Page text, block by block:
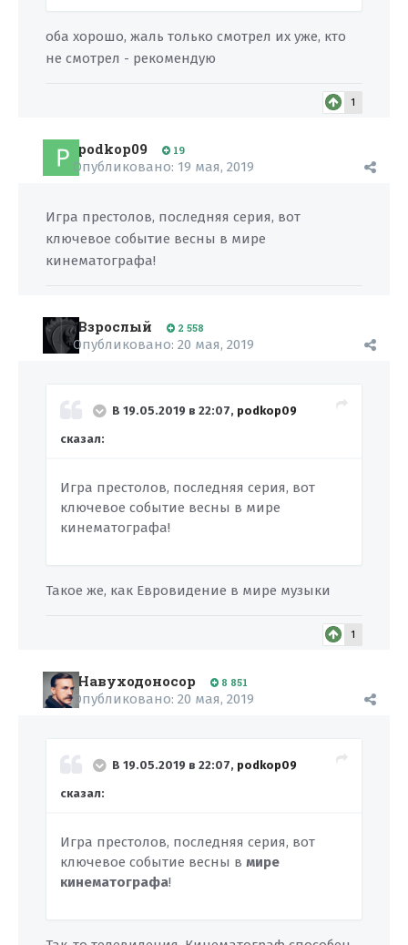
оба хорошо, жаль только смотрел их уже, кто
не смотрел - рекомендую
1
podkop09 19
Опубликовано: 19 мая, 2019
Игра престолов, последняя серия, вот
ключевое событие весны в мире
кинематографа!
Взрослый 2 558
Опубликовано: 20 мая, 2019
В 19.05.2019 в 22:07, podkop09
сказал:
Игра престолов, последняя серия, вот
ключевое событие весны в мире
кинематографа!
Такое же, как Евровидение в мире музыки
1
Навуходоносор 8 851
Опубликовано: 20 мая, 2019
В 19.05.2019 в 22:07, podkop09
сказал:
Игра престолов, последняя серия, вот
ключевое событие весны в мире
кинематографа!